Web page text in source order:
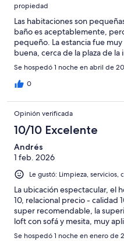
propiedad
Las habitaciones son
baño es aceptablemente,
pequeño. La estancia fue
buena, cerca de la plaza de
Se hospedó 1 noche en abril de
0
Opinión verificada
10/10 Excelente
Andrés
1 feb. 2026
Le gustó: Limpieza,
La ubicación espectacular, el
10, relacional precio - calidad
super recomendable, la
loft con sofá y mesita, muy
Se hospedó 1 noche en enero de